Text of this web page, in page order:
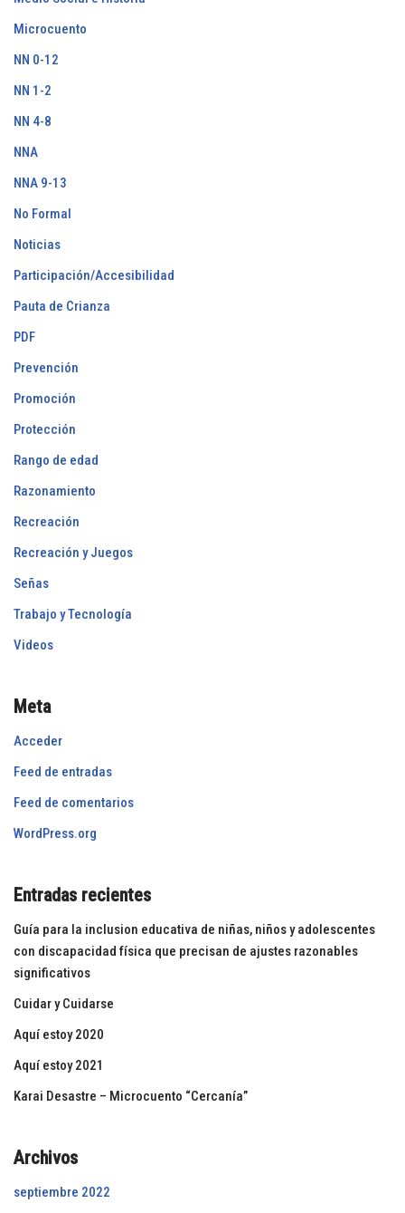
Microcuento
NN 0-12
NN 1-2
NN 4-8
NNA
NNA 9-13
No Formal
Noticias
Participación/Accesibilidad
Pauta de Crianza
PDF
Prevención
Promoción
Protección
Rango de edad
Razonamiento
Recreación
Recreación y Juegos
Señas
Trabajo y Tecnología
Videos
Meta
Acceder
Feed de entradas
Feed de comentarios
WordPress.org
Entradas recientes
Guía para la inclusion educativa de niñas, niños y adolescentes
con discapacidad física que precisan de ajustes razonables
significativos
Cuidar y Cuidarse
Aquí estoy 2020
Aquí estoy 2021
Karai Desastre – Microcuento “Cercanía”
Archivos
septiembre 2022